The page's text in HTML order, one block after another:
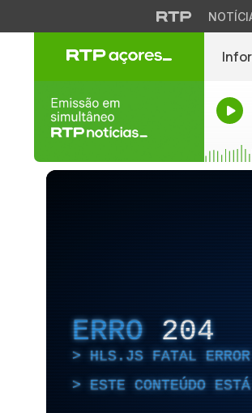
ERRO 204
HLS.JS FATAL
ESTE CONTEÚDO